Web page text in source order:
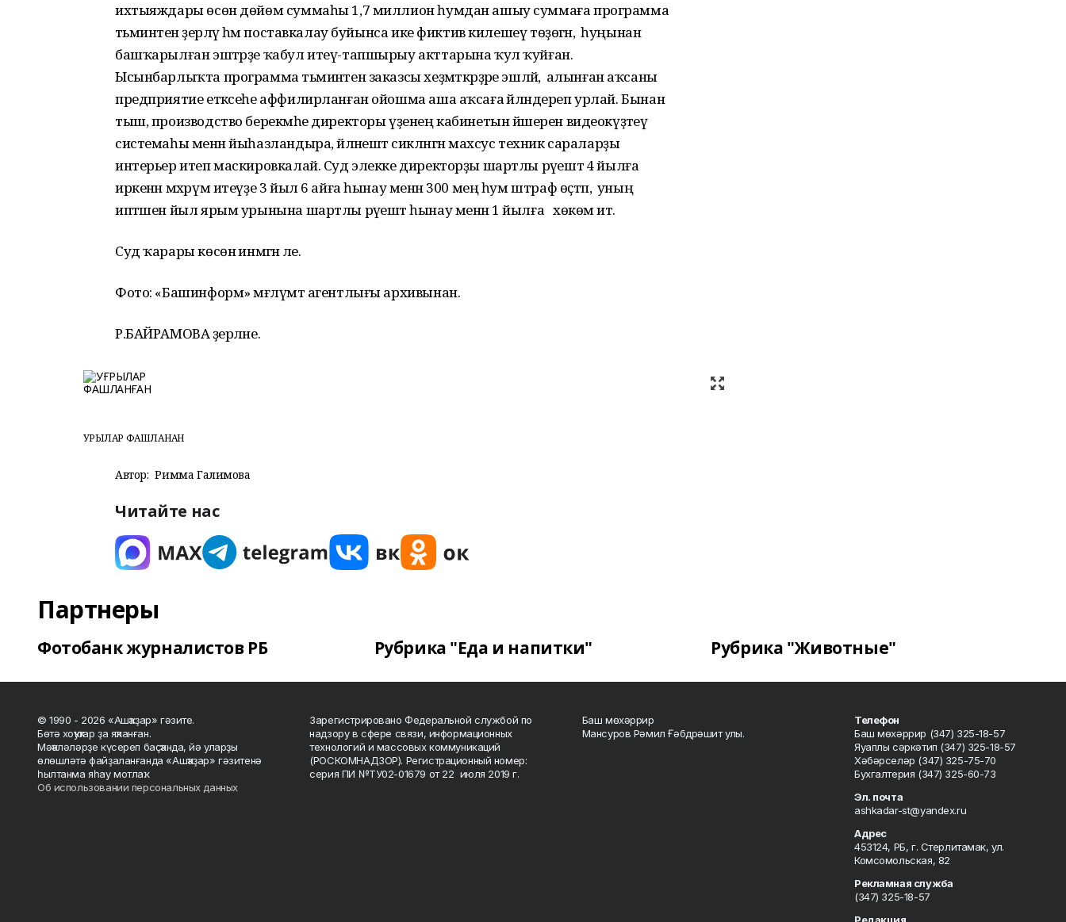
ихтыяждары өсөн дөйөм суммаһы 1,7 миллион һумдан ашыу суммаға программа
тәьминәтен әҙерләү һәм поставкалау буйынса ике фиктив килешеү төҙөгән, ә һуңынан
башҡарылған эштәрҙе ҡабул итеү-тапшырыу акттарына ҡул ҡуйған.
Ысынбарлыҡта программа тәьминәтен заказсы хеҙмәткәрҙәре эшләй, ә алынған аҡсаны
предприятие етәксеһе аффилирланған ойошма аша аҡсаға әйләндереп урлай. Бынан
тыш, производство берекмәһе директоры үҙенең кабинетын йәшерен видеокүҙәтеү
системаһы менән йыһазландыра, әйләнештә сикләнгән махсус техник сараларҙы
интерьер итеп маскировкалай. Суд элекке директорҙы шартлы рәүештә 4 йылға
иркенән мәхрүм итеүҙе 3 йыл 6 айға һынау менән 300 мең һум штраф өҫтәп, ә уның
иптәшен йыл ярым урынына шартлы рәүештә һынау менән 1 йылға хөкөм итә.
Суд ҡарары көсөнә инмәгән әле.
Фото: «Башинформ» мәғлүмәт агентлығы архивынан.
Р.БАЙРАМОВА әҙерләне.
УҒРЫЛАР ФАШЛАНҒАН
Автор: Римма Галимова
Читайте нас
Партнеры
Фотобанк журналистов РБ Рубрика "Еда и напитки" Рубрика "Животные"
© 1990 - 2026 «Ашҡаҙар» гәзите.
Бөтә хоҡуҡтар ҙа яҡланған.
Мәҡәләләрҙе күсереп баҫҡанда, йә уларҙы
өлөшләтә файҙаланғанда «Ашҡаҙар» гәзитенә
һылтанма яһау мотлаҡ.
Об использовании персональных данных
Зарегистрировано Федеральной службой по
надзору в сфере связи, информационных
технологий и массовых коммуникаций
(РОСКОМНАДЗОР). Регистрационный номер:
серия ПИ №ТУ02-01679 от 22 июля 2019 г.
Баш мөхәррир
Мансуров Рәмил Ғәбдрәшит улы.
Телефон
Баш мөхәррир (347) 325-18-57
Яуаплы сәркәтип (347) 325-18-57
Хәбәрселәр (347) 325-75-70
Бухгалтерия (347) 325-60-73
Эл. почта
ashkadar-st@yandex.ru
Адрес
453124, РБ, г. Стерлитамак, ул.
Комсомольская, 82
Рекламная служба
(347) 325-18-57